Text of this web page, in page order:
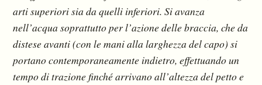
arti superiori sia da quelli inferiori. Si avanza
nell’acqua soprattutto per l’azione delle braccia, che da
distese avanti (con le mani alla larghezza del capo) si
portano contemporaneamente indietro, effettuando un
tempo di trazione finché arrivano all’altezza del petto e